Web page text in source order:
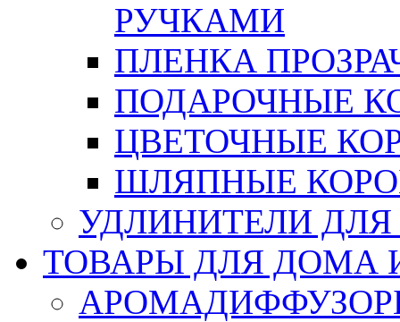
РУЧКАМИ
ПЛЕНКА
ПОДАРОЧНЫЕ
ЦВЕТОЧНЫЕ
ШЛЯПНЫЕ
УДЛИНИТЕЛИ
ТОВАРЫ ДЛЯ ДОМА